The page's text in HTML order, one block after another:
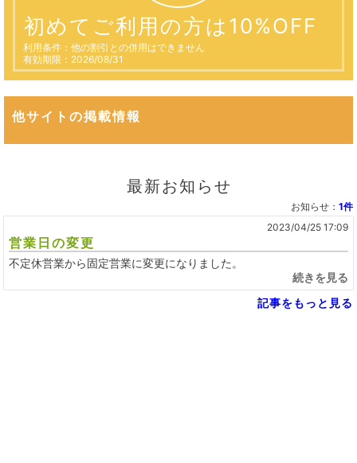
初めてご利用の方は10%OFF
利用条件：他の割引との併用はできません
有効期限：2026/08/31
他サイトの掲載情報
最新お知らせ
お知らせ： 1件
2023/04/25 17:09
営業日の変更
不定休営業から固定営業に変更になりました。
続きを見る
記事をもっと見る